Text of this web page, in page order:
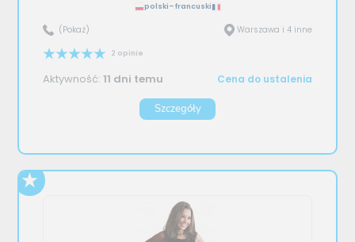
polski–francuski
(Pokaż) Warszawa i 4 inne
2 opinie
Aktywność:11 dni temu Cena do ustalenia
Szczegóły